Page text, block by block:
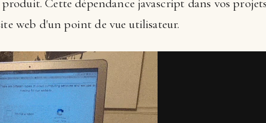
Cette dépendance javascript dans vos
web d'un point de vue utilisateur.